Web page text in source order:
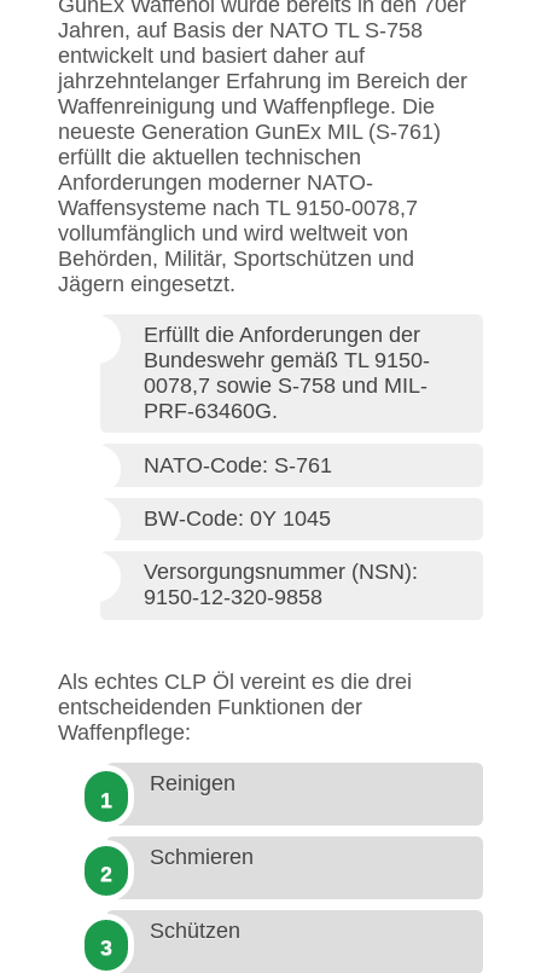
GunEx Waffenöl wurde bereits in den 70er
Jahren, auf Basis der NATO TL S-758
entwickelt und basiert daher auf
jahrzehntelanger Erfahrung im Bereich der
Waffenreinigung und Waffenpflege. Die
neueste Generation GunEx MIL (S-761)
erfüllt die aktuellen technischen
Anforderungen moderner NATO-
Waffensysteme nach TL 9150-0078,7
vollumfänglich und wird weltweit von
Behörden, Militär, Sportschützen und
Jägern eingesetzt.
Erfüllt die Anforderungen der
Bundeswehr gemäß TL 9150-
0078,7 sowie S-758 und MIL-
PRF-63460G.
NATO-Code: S-761
BW-Code: 0Y 1045
Versorgungsnummer (NSN):
9150-12-320-9858
Als echtes CLP Öl vereint es die drei
entscheidenden Funktionen der
Waffenpflege:
Reinigen
Schmieren
Schützen